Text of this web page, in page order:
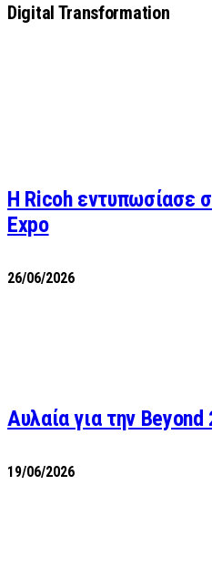
Digital Transformation
Η Ricoh εντυπωσίασε
Expo
26/06/2026
Αυλαία για την Beyond
19/06/2026